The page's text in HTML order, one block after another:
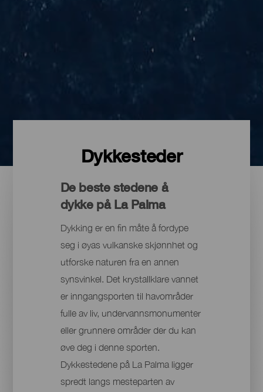
Dykkesteder
De beste stedene å
dykke på La Palma
Dykking er en fin måte å fordype
seg i øyas vulkanske skjønnhet og
utforske naturen fra en annen
synsvinkel. Det krystallklare vannet
er inngangsporten til havområder
fulle av liv, undervannsmonumenter
eller grunnere områder der du kan
øve deg i denne sporten.
Dykkestedene på La Palma ligger
spredt langs mesteparten av